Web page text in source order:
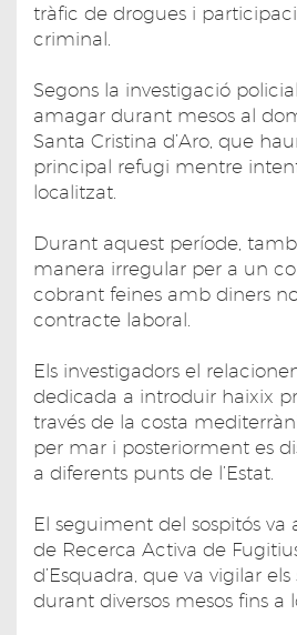
tràfic de drogues i
criminal.
Segons la investigació
amagar durant mesos al
Santa Cristina d’Aro, que
principal refugi mentre
localitzat.
Durant aquest període,
manera irregular per a un
cobrant feines amb diners
contracte laboral.
Els investigadors el
dedicada a introduir haixix
través de la costa
per mar i posteriorment es
a diferents punts de l’Estat.
El seguiment del sospitós
de Recerca Activa de
d’Esquadra, que va vigilar
durant diversos mesos fins a